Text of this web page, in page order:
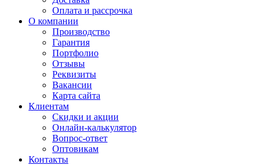
Оплата и рассрочка
О компании
Производство
Гарантия
Портфолио
Отзывы
Реквизиты
Вакансии
Карта сайта
Клиентам
Скидки и акции
Онлайн-калькулятор
Вопрос-ответ
Оптовикам
Контакты